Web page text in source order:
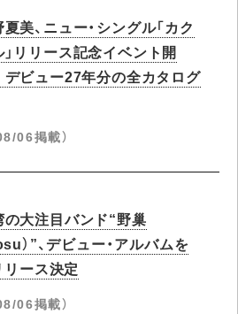
美、ニュー・シングル「カク
」リリース記念イベント開
ビュー27年分の全カタログ
06掲載）
の大注目バンド“野巢
）”、デビュー・アルバムを
ース決定
06掲載）